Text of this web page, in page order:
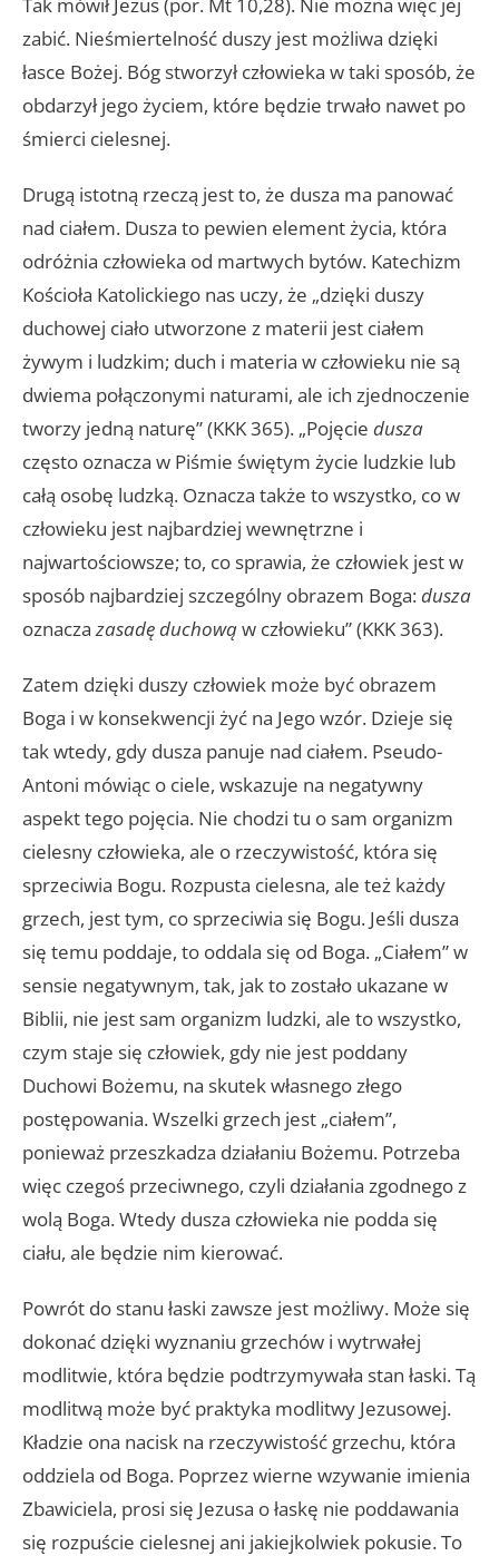
Tak mówił Jezus (por. Mt 10,28). Nie można więc jej
zabić. Nieśmiertelność duszy jest możliwa dzięki
łasce Bożej. Bóg stworzył człowieka w taki sposób, że
obdarzył jego życiem, które będzie trwało nawet po
śmierci cielesnej.
Drugą istotną rzeczą jest to, że dusza ma panować
nad ciałem. Dusza to pewien element życia, która
odróżnia człowieka od martwych bytów. Katechizm
Kościoła Katolickiego nas uczy, że „dzięki duszy
duchowej ciało utworzone z materii jest ciałem
żywym i ludzkim; duch i materia w człowieku nie są
dwiema połączonymi naturami, ale ich zjednoczenie
tworzy jedną naturę” (KKK 365). „Pojęcie dusza
często oznacza w Piśmie świętym życie ludzkie lub
całą osobę ludzką. Oznacza także to wszystko, co w
człowieku jest najbardziej wewnętrzne i
najwartościowsze; to, co sprawia, że człowiek jest w
sposób najbardziej szczególny obrazem Boga:dusza
oznaczazasadę duchowąw człowieku” (KKK 363).
Zatem dzięki duszy człowiek może być obrazem
Boga i w konsekwencji żyć na Jego wzór. Dzieje się
tak wtedy, gdy dusza panuje nad ciałem. Pseudo-
Antoni mówiąc o ciele, wskazuje na negatywny
aspekt tego pojęcia. Nie chodzi tu o sam organizm
cielesny człowieka, ale o rzeczywistość, która się
sprzeciwia Bogu. Rozpusta cielesna, ale też każdy
grzech, jest tym, co sprzeciwia się Bogu. Jeśli dusza
się temu poddaje, to oddala się od Boga. „Ciałem” w
sensie negatywnym, tak, jak to zostało ukazane w
Biblii, nie jest sam organizm ludzki, ale to wszystko,
czym staje się człowiek, gdy nie jest poddany
Duchowi Bożemu, na skutek własnego złego
postępowania. Wszelki grzech jest „ciałem”,
ponieważ przeszkadza działaniu Bożemu. Potrzeba
więc czegoś przeciwnego, czyli działania zgodnego z
wolą Boga. Wtedy dusza człowieka nie podda się
ciału, ale będzie nim kierować.
Powrót do stanu łaski zawsze jest możliwy. Może się
dokonać dzięki wyznaniu grzechów i wytrwałej
modlitwie, która będzie podtrzymywała stan łaski. Tą
modlitwą może być praktyka modlitwy Jezusowej.
Kładzie ona nacisk na rzeczywistość grzechu, która
oddziela od Boga. Poprzez wierne wzywanie imienia
Zbawiciela, prosi się Jezusa o łaskę nie poddawania
się rozpuście cielesnej ani jakiejkolwiek pokusie. To